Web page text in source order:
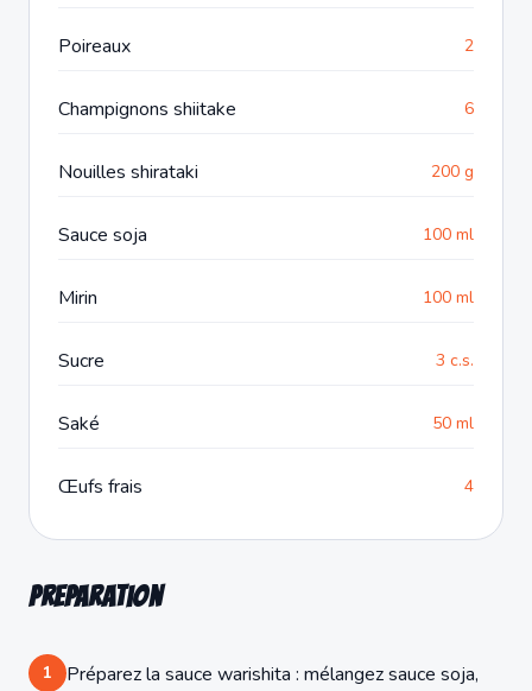
Poireaux 2
Champignons shiitake 6
Nouilles shirataki 200 g
Sauce soja 100 ml
Mirin 100 ml
Sucre 3 c.s.
Saké 50 ml
Œufs frais 4
Preparation
1
Préparez la sauce warishita : mélangez sauce soja,